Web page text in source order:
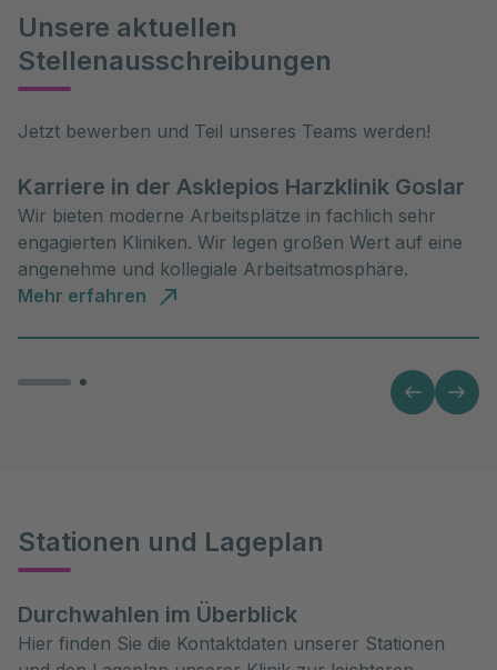
Unsere aktuellen
Stellenausschreibungen
Jetzt bewerben und Teil unseres Teams werden!
Karriere in der Asklepios Harzklinik Goslar
Wir bieten moderne Arbeitsplätze in fachlich sehr
engagierten Kliniken. Wir legen großen Wert auf eine
angenehme und kollegiale Arbeitsatmosphäre.
Mehr erfahren
Stationen und Lageplan
Durchwahlen im Überblick
Hier finden Sie die Kontaktdaten unserer Stationen